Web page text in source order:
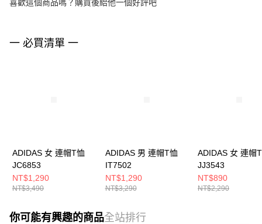
喜歡這個商品嗎？購買後給他一個好評吧
一 必買清單 一
ADIDAS 女 連帽T恤
JC6853
NT$1,290
NT$3,490
ADIDAS 男 連帽T恤
IT7502
NT$1,290
NT$3,290
ADIDAS 女 連帽
JJ3543
NT$890
NT$2,290
你可能有興趣的商品全站排行